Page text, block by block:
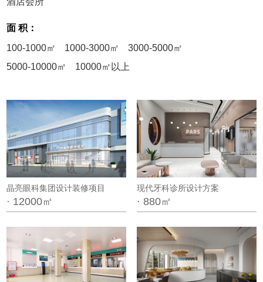
面 积：
100-1000㎡
1000-3000㎡
3000-5000㎡
5000-10000㎡
10000㎡以上
晶亮眼科集团设计装修项目
· 12000㎡
现代牙科诊所设计方案
· 880㎡